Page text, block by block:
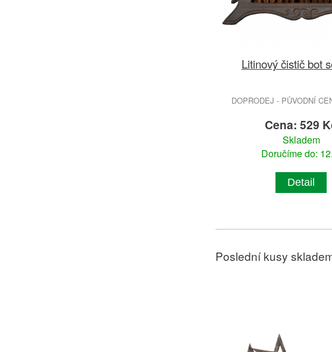
Litinový čistič bot
DOPRODEJ - PŮVODNÍ
Cena: 529
Skladem
Doručíme do:
Detail
Poslední kusy